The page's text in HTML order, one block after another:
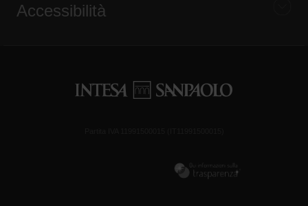
Accessibilità